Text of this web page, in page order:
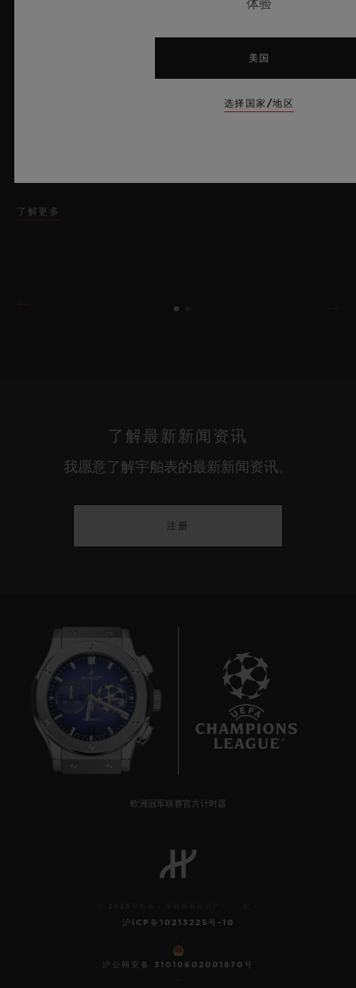
2026年7月8日，瑞士尼翁——作为业界当之无愧的“蓝宝石大
质打造，呈现迷人的天蓝色通透质感并汇集前沿的机械装置，限量
了解更多
了解最新新闻资讯
我愿意了解宇舶表的最新新闻资讯。
注册
欧洲冠军联赛官方计时器
沪ICP备10213225号-10
沪公网安备 31010602001870号
体验
美国
选择国家/地区